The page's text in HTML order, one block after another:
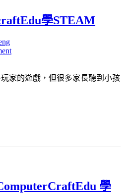
學STEAM
家的遊戲，但很多家長聽到小孩
學